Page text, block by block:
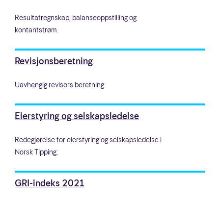
Resultatregnskap, balanseoppstilling og
kontantstrøm.
Revisjonsberetning
Uavhengig revisors beretning.
Eierstyring og selskapsledelse
Redegjørelse for eierstyring og selskapsledelse i
Norsk Tipping.
GRI-indeks 2021